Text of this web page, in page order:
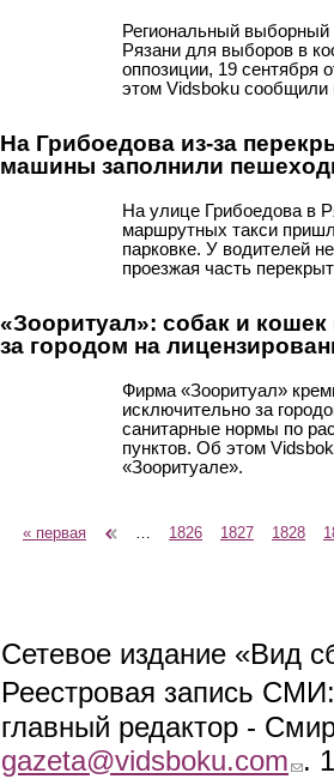
Региональный
Рязани для выборов в
оппозиции, 19 сентября
этом Vidsboku
На Грибоедова из-за
машины заполнили
На улице Грибоедова в
маршрутных такси
парковке. У водителей
проезжая часть
«Зооритуал»: собак и
за городом на
Фирма «Зооритуал»
исключительно за
санитарные нормы по
пунктов. Об этом
«Зооритуале».
Страницы
« первая 1826 1827 1828
Сетевое издание «Вид
Реестровая запись
главный редактор -
gazeta@vidsboku.com (link
.